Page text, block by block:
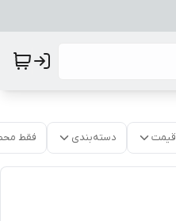
قیمت دسته‌بندی فقط